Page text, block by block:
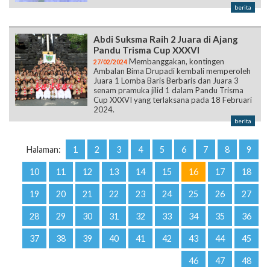
berita
Abdi Suksma Raih 2 Juara di Ajang
Pandu Trisma Cup XXXVI
27/02/2024 Membanggakan, kontingen
Ambalan Bima Drupadi kembali memperoleh
Juara 1 Lomba Baris Berbaris dan Juara 3
senam pramuka jilid 1 dalam Pandu Trisma
Cup XXXVI yang terlaksana pada 18 Februari
2024.
berita
Halaman: 1 2 3 4 5 6 7 8 9
10 11 12 13 14 15 16 17 18
19 20 21 22 23 24 25 26 27
28 29 30 31 32 33 34 35 36
37 38 39 40 41 42 43 44 45
46 47 48